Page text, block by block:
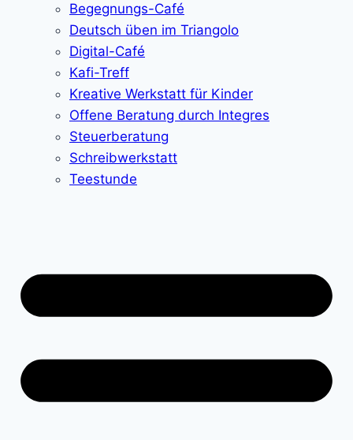
Begegnungs-Café
Deutsch üben im Triangolo
Digital-Café
Kafi-Treff
Kreative Werkstatt für Kinder
Offene Beratung durch Integres
Steuerberatung
Schreibwerkstatt
Teestunde